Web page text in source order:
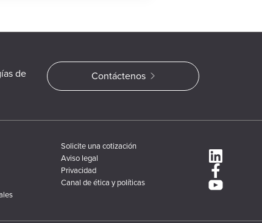
de
Contáctenos
Solicite una cotización
Aviso legal
Privacidad
Canal de ética y políticas